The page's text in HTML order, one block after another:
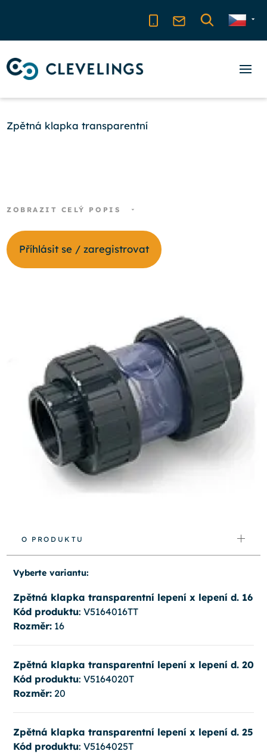
Zpětná klapka transparentní
ZOBRAZIT CELÝ POPIS
Příhlásit se / zaregistrovat
O PRODUKTU
Vyberte variantu:
Zpětná klapka transparentní lepení x lepení d. 16
Kód produktu: V5164016TT
Rozměr:16
Zpětná klapka transparentní lepení x lepení d. 20
Kód produktu: V5164020T
Rozměr:20
Zpětná klapka transparentní lepení x lepení d. 25
Kód produktu: V5164025T